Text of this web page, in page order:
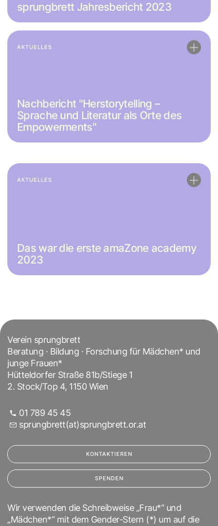
sprungbrett Jahresbericht 2023
AKTUELLES
Nachbericht "Herstorytelling –
Sprache und Literatur als Orte des
Empowerments"
AKTUELLES
2023
Verein sprungbrett
Beratung · Bildung · Forschung für Mädchen* und
junge Frauen*
Hütteldorfer Straße 81b/Stiege 1
2. Stock/Top 4, 1150 Wien
01 789 45 45
sprungbrett(at)sprungbrett.or.at
KONTAKTIEREN
SPENDEN
Wir verwenden die Schreibweise „Frau*“ und
„Mädchen*“ mit dem Gender-Stern (*) um auf die